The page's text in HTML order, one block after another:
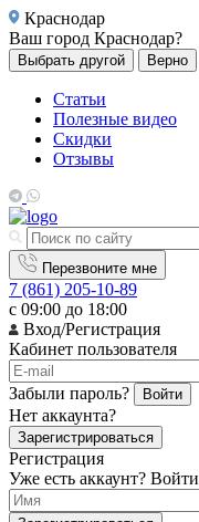
Краснодар
Ваш город Краснодар?
Выбрать другой Верно
Статьи
Полезные видео
Скидки
Отзывы
Перезвоните мне
7 (861) 205-10-89
с 09:00 до 18:00
Вход/Регистрация
Кабинет пользователя
Забыли пароль? Войти
Нет аккаунта?
Зарегистрироваться
Регистрация
Уже есть аккаунт? Войти